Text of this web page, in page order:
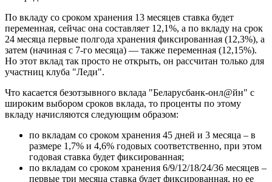
По вкладу со сроком хранения 13 месяцев ставка будет
переменная, сейчас она составляет 12,1%, а по вкладу на срок
24 месяца первые полгода хранения фиксированная (12,3%), а
затем (начиная с 7-го месяца) — также переменная (12,15%).
Но этот вклад так просто не открыть, он рассчитан только для
участниц клуба "Леди".
Что касается безотзывного вклада "Беларусбанк-онл@йн" с
широким выбором сроков вклада, то проценты по этому
вкладу начисляются следующим образом:
по вкладам со сроком хранения 45 дней и 3 месяца – в
размере 1,7% и 4,6% годовых соответственно, при этом
годовая ставка будет фиксированная;
по вкладам со сроком хранения 6/9/12/18/24/36 месяцев –
первые три месяца ставка будет фиксированная, но ее